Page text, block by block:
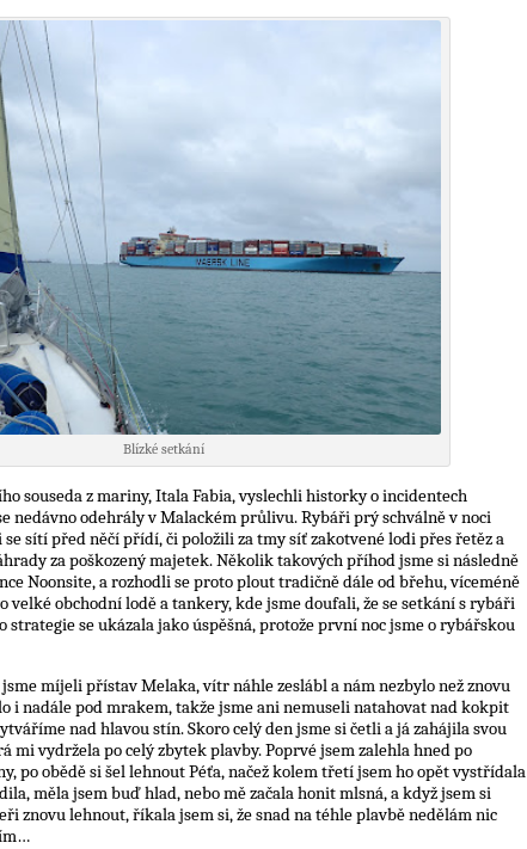
Blízké setkání
souseda z mariny, Itala Fabia, vyslechli historky o incidentech
nedávno odehrály v Malackém průlivu. Rybáři prý schválně v noci
sítí před něčí přídí, či položili za tmy síť zakotvené lodi přes řetěz a
za poškozený majetek. Několik takových příhod jsme si následně
Noonsite, a rozhodli se proto plout tradičně dále od břehu, víceméně
obchodní lodě a tankery, kde jsme doufali, že se setkání s rybáři
strategie se ukázala jako úspěšná, protože první noc jsme o rybářskou
míjeli přístav Melaka, vítr náhle zeslábl a nám nezbylo než znovu
i nadále pod mrakem, takže jsme ani nemuseli natahovat nad kokpit
nad hlavou stín. Skoro celý den jsme si četli a já zahájila svou
mi vydržela po celý zbytek plavby. Poprvé jsem zalehla hned po
po obědě si šel lehnout Péťa, načež kolem třetí jsem ho opět vystřídala
měla jsem buď hlad, nebo mě začala honit mlsná, a když jsem si
znovu lehnout, říkala jsem si, že snad na téhle plavbě nedělám nic